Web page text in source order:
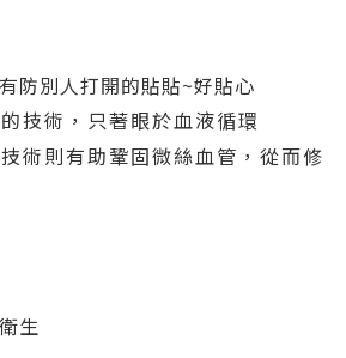
防別人打開的貼貼~好貼心
技術，只著眼於血液循環
術則有助鞏固微絲血管，從而修
生